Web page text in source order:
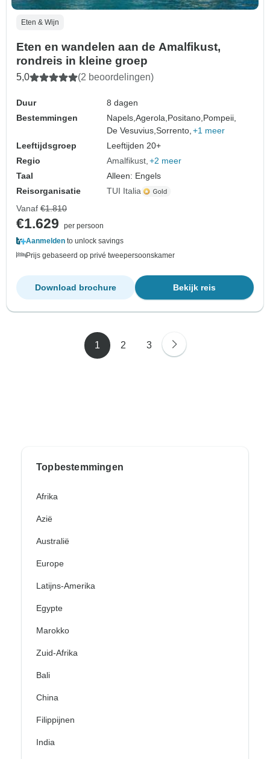
Eten & Wijn
Eten en wandelen aan de Amalfikust,
rondreis in kleine groep
5,0 (2 beoordelingen)
Duur
8 dagen
Bestemmingen
Napels,Agerola,Positano,Pompeii,
De Vesuvius,Sorrento, +1 meer
Leeftijdsgroep
Leeftijden 20+
Regio
Amalfikust +2 meer
Taal
Alleen: Engels
Reisorganisatie
TUI Italia
Vanaf €1.810
€1.629
per persoon
Aanmelden to unlock savings
Prijs gebaseerd op privé tweepersoonskamer
Bekijk reis
Download brochure
1 2 3
Topbestemmingen
Afrika
Azië
Australië
Europe
Latijns-Amerika
Egypte
Marokko
Zuid-Afrika
Bali
China
Filippijnen
India